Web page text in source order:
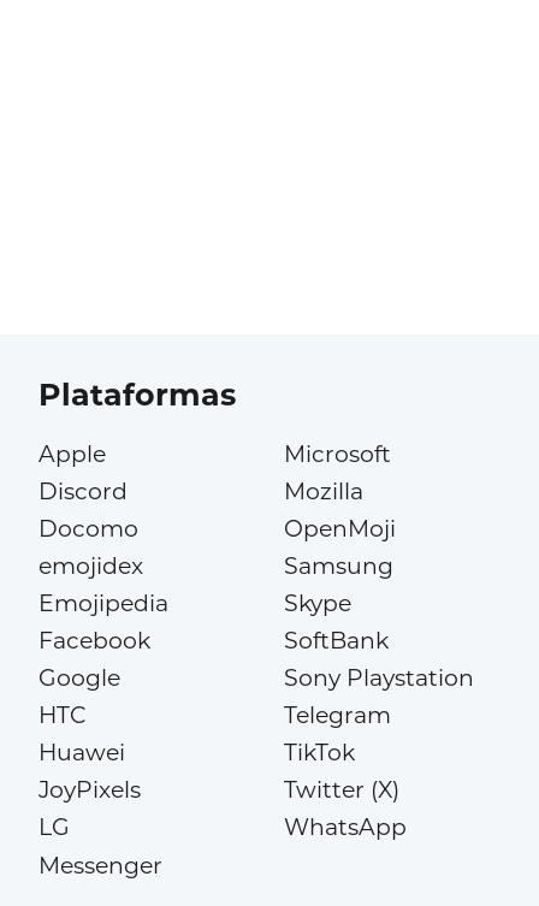
Plataformas
Apple
Discord
Docomo
emojidex
Emojipedia
Facebook
Google
HTC
Huawei
JoyPixels
LG
Messenger
Microsoft
Mozilla
OpenMoji
Samsung
Skype
SoftBank
Sony Playstation
Telegram
TikTok
Twitter (X)
WhatsApp